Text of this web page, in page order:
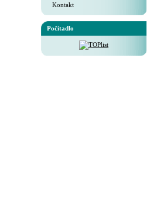
Kontakt
Počítadlo